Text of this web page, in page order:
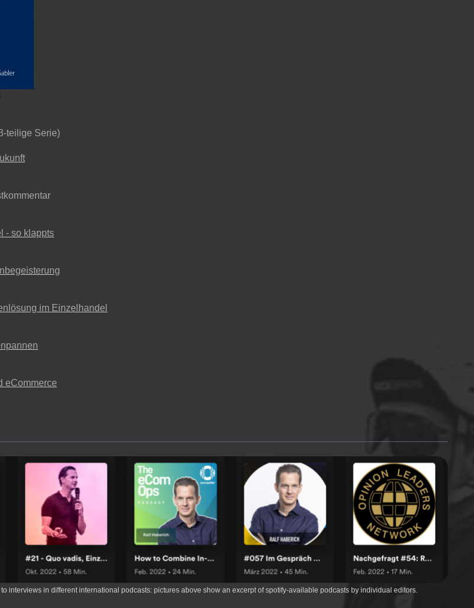
teilige Serie)
- so klappts
im Einzelhandel
eCommerce
interviews in different international podcasts: pictures above show an excerpt of spotify-available podcasts by individual editors.